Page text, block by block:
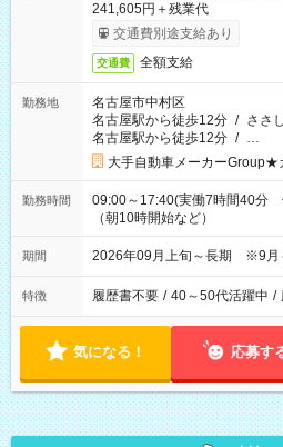
241,605円＋残業代
交通費別途支給あり
交通費 全額支給
勤務地
名古屋市中村区
名古屋駅から徒歩12分 / ささ
名古屋駅から徒歩12分 / …
大手自動車メーカーGroup★
勤務時間
09:00～17:40(実働7時間40分
（朝10時開始など）
期間 2026年09月上旬～長期 ※9月
特徴 履歴書不要 / 40～50代活躍中 /
気になる！ 応募す